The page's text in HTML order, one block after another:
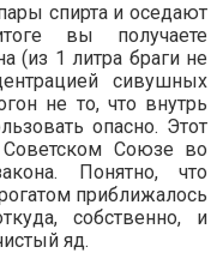
спирта и оседают
вы получаете
(из 1 литра браги не
сивушных
не то, что внутрь
опасно. Этот
Союзе во
Понятно, что
приближалось
собственно, и
яд.